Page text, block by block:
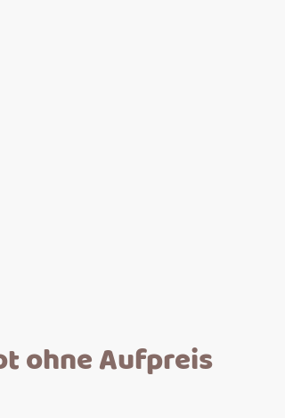
ohne Aufpreis